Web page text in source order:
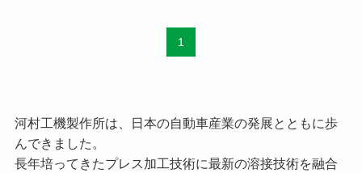
1
河村工機製作所は、日本の自動車産業の発展とともに歩
んできました。
長年培ってきたプレス加工技術に最新の溶接技術を融合